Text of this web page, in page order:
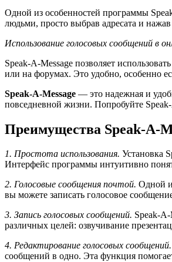
Одной из особенностей программы
людьми, просто выбрав адресата и
Использование голосовых сообщений в
Speak-A-Message позволяет
или на форумах. Это удобно, особенно
Speak-A-Message — это надежная и
повседневной жизни. Попробуйте
Преимущества Speak-A-
1. Простота использования. Установка
Интерфейс программы интуитивно
2. Голосовые сообщения почтой. Одной
вы можете записать голосовое
3. Запись голосовых сообщений. Speak-
различных целей: озвучивание
4. Редактирование голосовых сообщений.
сообщений в одно. Эта функция